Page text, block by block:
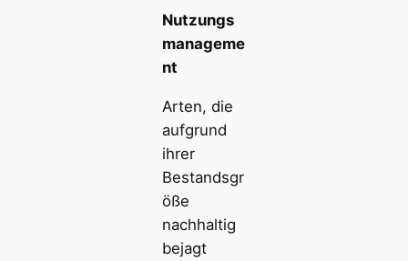
Nutzungs
manageme
nt
Arten, die
aufgrund
ihrer
Bestandsgr
öße
nachhaltig
bejagt